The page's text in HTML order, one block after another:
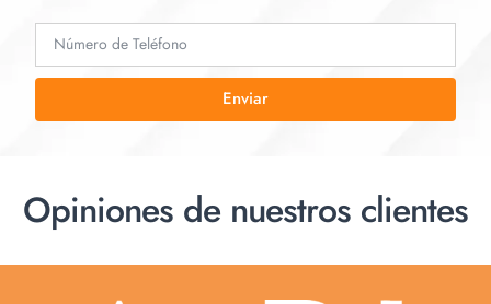
Enviar
Opiniones de nuestros clientes